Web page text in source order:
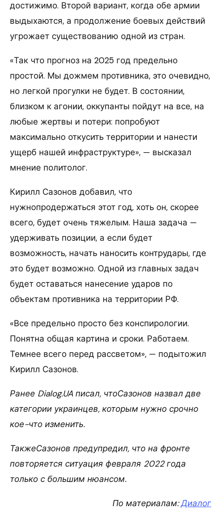
достижимо. Второй вариант, когда обе армии
выдыхаются, а продолжение боевых действий
угрожает существованию одной из стран.
«Так что прогноз на 2025 год предельно
простой. Мы дожмем противника, это очевидно,
но легкой прогулки не будет. В состоянии,
близком к агонии, оккупанты пойдут на все, на
любые жертвы и потери: попробуют
максимально откусить территории и нанести
ущерб нашей инфраструктуре», — высказал
мнение политолог.
Кирилл Сазонов добавил, что
нужнопродержаться этот год, хоть он, скорее
всего, будет очень тяжелым. Наша задача —
удерживать позиции, а если будет
возможность, начать наносить контрудары, где
это будет возможно. Одной из главных задач
будет оставаться нанесение ударов по
объектам противника на территории РФ.
«Все предельно просто без конспирологии.
Понятна общая картина и сроки. Работаем.
Темнее всего перед рассветом», — подытожил
Кирилл Сазонов.
Ранее Dialog.UA писал, чтоСазонов назвал две
категории украинцев, которым нужно срочно
кое-что изменить.
ТакжеСазонов предупредил, что на фронте
повторяется ситуация февраля 2022 года
только с большим нюансом.
По материалам:Диалог